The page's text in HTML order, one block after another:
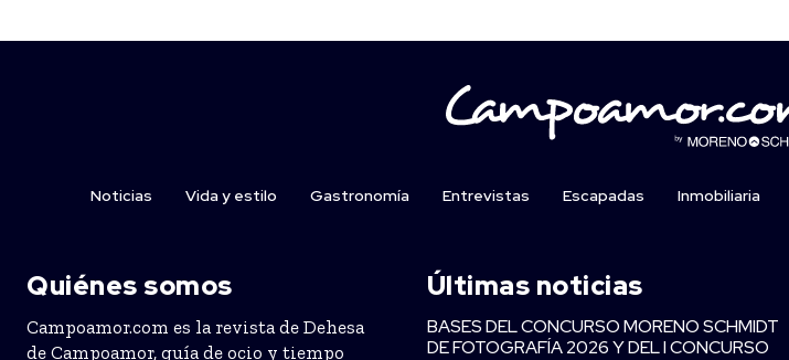
Noticias Vida y estilo Gastronomía Entrevistas Escapadas Inmobiliaria
Quiénes somos
Campoamor.com es la revista de Dehesa
de Campoamor, guía de ocio y tiempo
Últimas noticias
BASES DEL CONCURSO MORENO SCHMIDT
DE FOTOGRAFÍA 2026 Y DEL I CONCURSO